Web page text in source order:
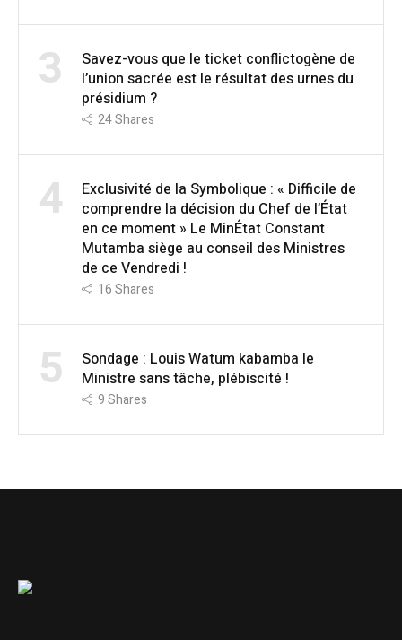
3
Savez-vous que le ticket conflictogène de
l’union sacrée est le résultat des urnes du
présidium ?
24Shares
4
Exclusivité de la Symbolique : « Difficile de
comprendre la décision du Chef de l’État
en ce moment » Le MinÉtat Constant
Mutamba siège au conseil des Ministres
de ce Vendredi !
16Shares
5
Sondage : Louis Watum kabamba le
Ministre sans tâche, plébiscité !
9Shares